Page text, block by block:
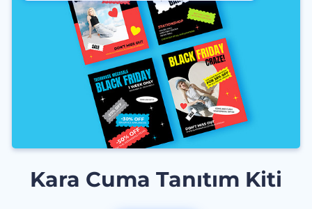
Kara Cuma Tanıtım Kiti